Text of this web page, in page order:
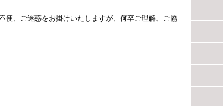
便、ご迷惑をお掛けいたしますが、何卒ご理解、ご協